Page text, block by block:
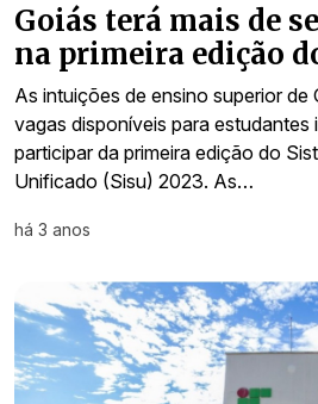
Goiás terá mais de
na primeira edição
As intuições de ensino superior de
vagas disponíveis para estudantes
participar da primeira edição do
Unificado (Sisu) 2023. As…
há 3 anos